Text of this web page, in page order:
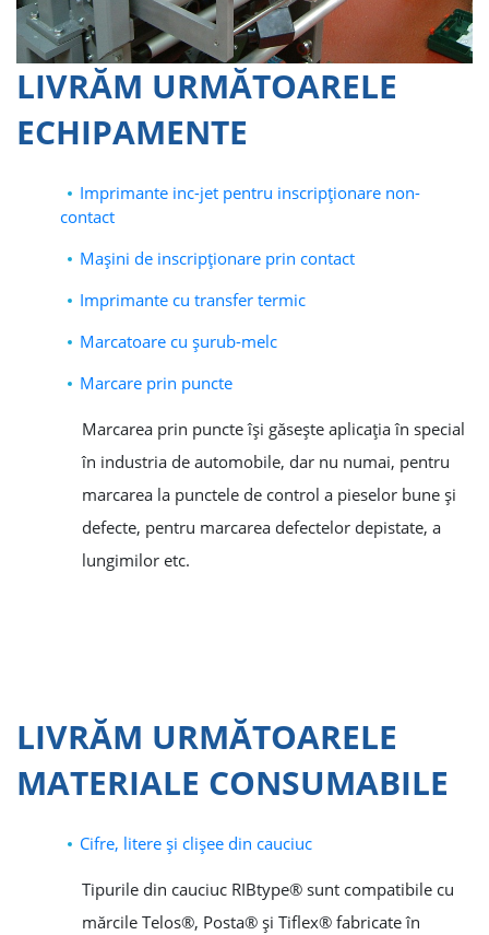
LIVRĂM URMĂTOARELE
ECHIPAMENTE
Imprimante inc-jet pentru inscripţionare non-
contact
Maşini de inscripţionare prin contact
Imprimante cu transfer termic
Marcatoare cu şurub-melc
Marcare prin puncte
Marcarea prin puncte îşi găseşte aplicaţia în special
în industria de automobile, dar nu numai, pentru
marcarea la punctele de control a pieselor bune şi
defecte, pentru marcarea defectelor depistate, a
lungimilor etc.
LIVRĂM URMĂTOARELE
MATERIALE CONSUMABILE
Cifre, litere şi clişee din cauciuc
Tipurile din cauciuc RIBtype® sunt compatibile cu
mărcile Telos®, Posta® şi Tiflex® fabricate în